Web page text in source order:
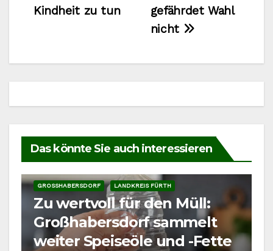
gefährdet Wahl
nicht
Kindheit zu tun
Das könnte Sie auch interessieren
GROSSHABERSDORF LANDKREIS FÜRTH
Zu wertvoll für den Müll:
Großhabersdorf sammelt
weiter Speiseöle und -Fette